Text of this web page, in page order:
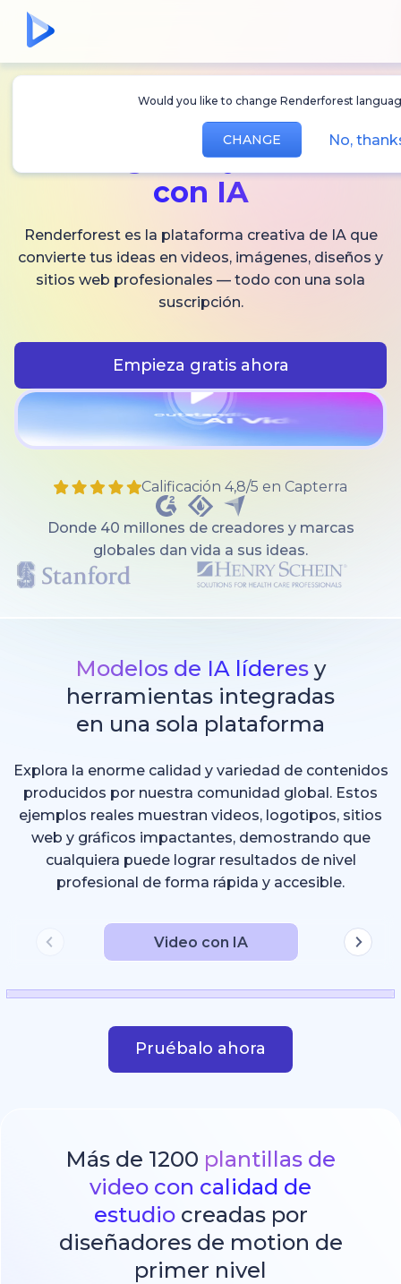
Would you like to change Renderforest
CHANGE No,
videos,
imágenesy audio
con IA
Renderforest es la plataforma creativa de IA que
convierte tus ideas en videos, imágenes, diseños y
sitios web profesionales — todo con una sola
suscripción.
Empieza gratis ahora
Calificación 4,8/5 en Capterra
Donde 40 millones de creadores y marcas
globales dan vida a sus ideas.
Modelos de IA líderes y
herramientas integradas
en una sola plataforma
Explora la enorme calidad y variedad de contenidos
producidos por nuestra comunidad global. Estos
ejemplos reales muestran videos, logotipos, sitios
web y gráficos impactantes, demostrando que
cualquiera puede lograr resultados de nivel
profesional de forma rápida y accesible.
Video con IA
Pruébalo ahora
Más de 1200 plantillas de
video con calidad de
estudiocreadas por
diseñadores de motion de
primer nivel